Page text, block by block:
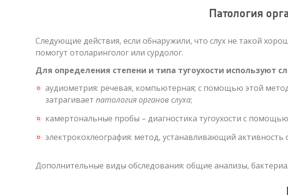
Патология
Следующие действия, если обнаружили, что слух не такой
помогут отоларинголог или сурдолог.
Для определения степени и типа тугоухости используют
аудиометрия: речевая, компьютерная; с помощью этой
затрагивает патология органов слуха;
камертональные пробы – диагностика тугоухости с
электрокохлеография: метод, устанавливающий активность
Дополнительные виды обследования: общие анализы,